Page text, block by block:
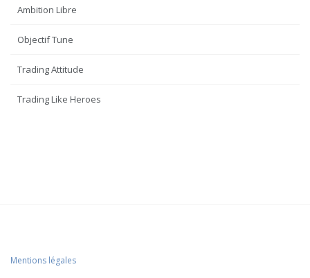
Ambition Libre
Objectif Tune
Trading Attitude
Trading Like Heroes
Mentions légales